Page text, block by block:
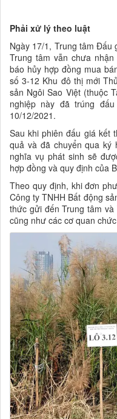
Phải xử lý theo luật
Ngày 17/1, Trung tâm Đấu
Trung tâm vẫn chưa
báo hủy hợp đồng mua
số 3-12 Khu đô thị mới
sản Ngôi Sao Việt (thuộc
nghiệp này đã trúng
10/12/2021.
Sau khi phiên đấu giá kết
quả và đã chuyển qua ký
nghĩa vụ phát sinh sẽ
hợp đồng và quy định của
Theo quy định, khi đơn
Công ty TNHH Bất động
thức gửi đến Trung tâm và
cũng như các cơ quan